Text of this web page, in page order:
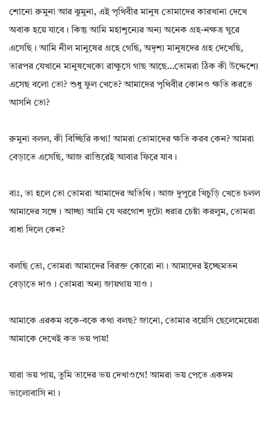
শোনো রুমুনা আর ঝুমুনা, এই পৃথিবীর মানুষ তোমাদের কারখানা দেখে
অবাক হয়ে যাবে। কিন্তু আমি মহাশূন্যের অন্য অনেক গ্রহ-নক্ষত্র ঘুরে
এসেছি। আমি নীল মানুষের গ্রহে গেছি, অদৃশ্য মানুষদের গ্রহ দেখেছি,
তারপর যেখানে মানুষখেকো রাক্ষুসে গাছ আছে…তোমরা ঠিক কী উদ্দেশ্যে
এসেছ বলো তো? শুধু ফুল খেতে? আমাদের পৃথিবীর কোনও ক্ষতি করতে
আসনি তো?
রুমুনা বলল, কী বিচ্ছিরি কথা! আমরা তোমাদের ক্ষতি করব কেন? আমরা
বেড়াতে এসেছি, আজ রাত্তিরেই আবার ফিরে যাব।
বাঃ, তা হলে তো তোমরা আমাদের অতিথি। আজ দুপুরে খিচুড়ি খেতে চলল
আমাদের সঙ্গে। আচ্ছা আমি যে খরগোশ দুটো ধরার চেষ্টা করলুম, তোমরা
বাধা দিলে কেন?
বলছি তো, তোমরা আমাদের বিরক্ত কোরো না। আমাদের ইচ্ছেমতন
বেড়াতে দাও। তোমরা অন্য জায়গায় যাও।
আমাকে এরকম বকে-বকে কথা বলছ? জানো, তোমার বয়েসি ছেলেমেয়েরা
আমাকে দেখেই কত ভয় পায়!
যারা ভয় পায়, তুমি তাদের ভয় দেখাওগে! আমরা ভয় পেতে একদম
ভালোবাসি না।